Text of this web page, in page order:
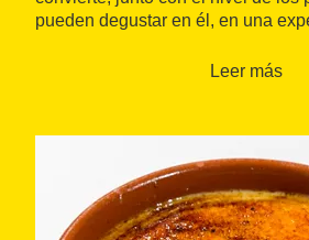
pueden degustar en él, en una
Leer más